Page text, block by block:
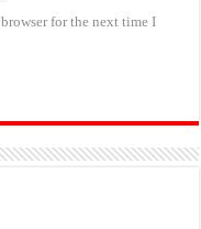
for the next time I